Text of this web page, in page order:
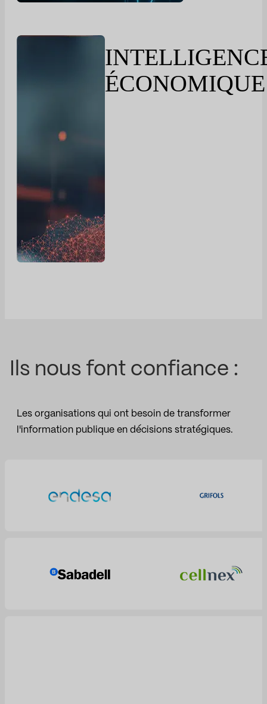
ÉCONOMIQUE
Ils nous font confiance :
Les organisations qui ont besoin de transformer
l'information publique en décisions stratégiques.